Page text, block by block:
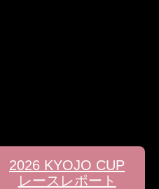
2026 KYOJO CUP
レースレポート